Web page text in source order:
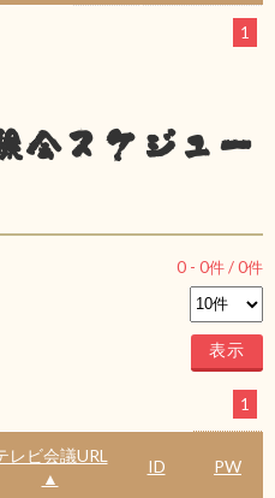
1
会スケジュー
0 - 0件 /0件
1
レビ会議URL
▲
ID PW